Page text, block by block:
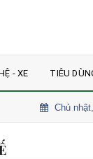
- XE TIÊU
nghẹn, dàn sao
Chủ